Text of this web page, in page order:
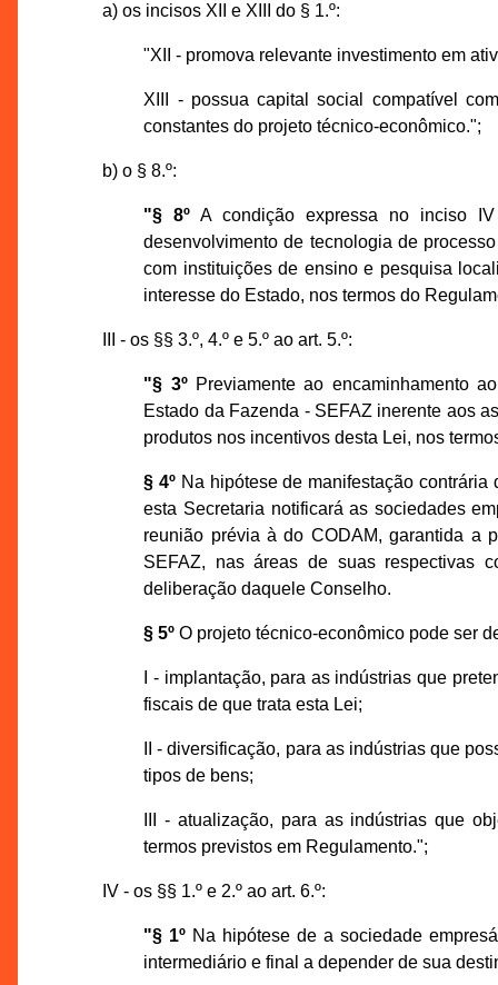
a) os incisos XII e XIII do § 1.º:
"XII - promova relevante investimento em
XIII - possua capital social compatível
constantes do projeto técnico-econômico.";
b) o § 8.º:
"§ 8º A condição expressa no inciso
desenvolvimento de tecnologia de
com instituições de ensino e pesquisa
interesse do Estado, nos termos do
III - os §§ 3.º, 4.º e 5.º ao art. 5.º:
"§ 3ºPreviamente ao encaminhamento
Estado da Fazenda - SEFAZ inerente aos
produtos nos incentivos desta Lei, nos
§ 4º Na hipótese de manifestação
esta Secretaria notificará as sociedades
reunião prévia à do CODAM, garantida a
SEFAZ, nas áreas de suas respectivas
deliberação daquele Conselho.
§ 5º O projeto técnico-econômico pode ser
I - implantação, para as indústrias que
fiscais de que trata esta Lei;
II - diversificação, para as indústrias que
tipos de bens;
III - atualização, para as indústrias que
termos previstos em Regulamento.";
IV - os §§ 1.º e 2.º ao art. 6.º:
"§ 1º Na hipótese de a sociedade
intermediário e final a depender de sua